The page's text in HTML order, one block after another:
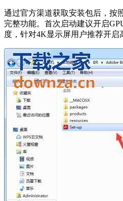
通过官方渠道获取安装包后，按
完整功能。首次启动建议开启
度，针对4K显示屏用户推荐开启